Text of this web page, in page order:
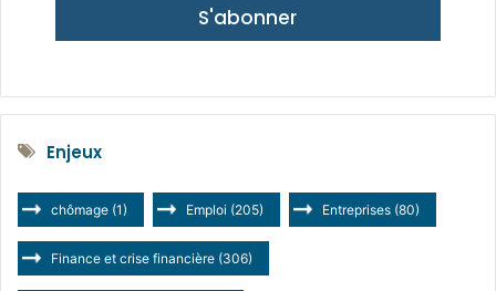
S'abonner
Enjeux
chômage (1) Emploi (205) Entreprises (80)
Finance et crise financière (306)